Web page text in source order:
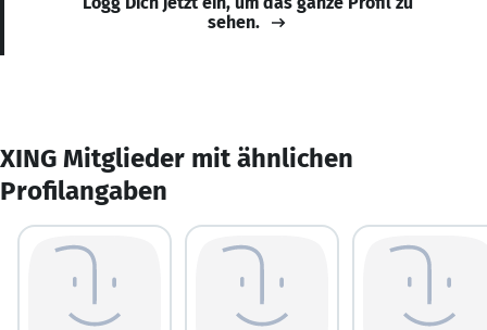
sehen.
XING Mitglieder mit ähnlichen
Profilangaben